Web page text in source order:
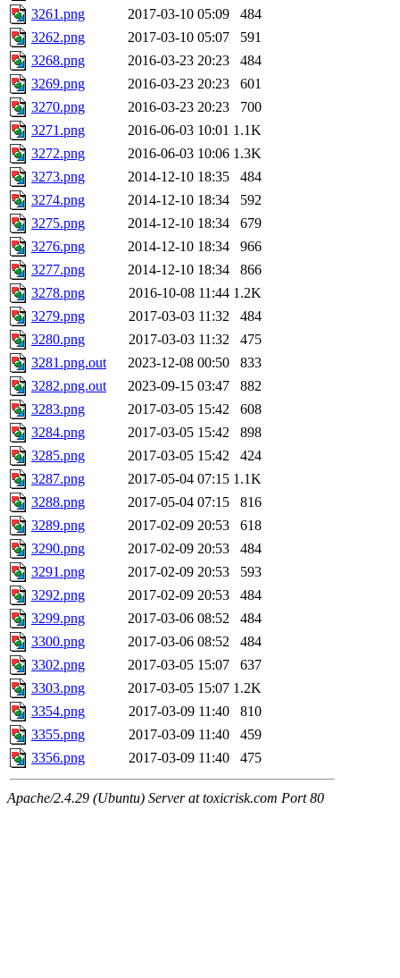
3261.png
2017-03-10 05:09
484
3262.png
2017-03-10 05:07
591
3268.png
2016-03-23 20:23
484
3269.png
2016-03-23 20:23
601
3270.png
2016-03-23 20:23
700
3271.png
2016-06-03 10:01 1.1K
3272.png
2016-06-03 10:06 1.3K
3273.png
2014-12-10 18:35
484
3274.png
2014-12-10 18:34
592
3275.png
2014-12-10 18:34
679
3276.png
2014-12-10 18:34
966
3277.png
2014-12-10 18:34
866
3278.png
2016-10-08 11:44 1.2K
3279.png
2017-03-03 11:32
484
3280.png
2017-03-03 11:32
475
3281.png.out
2023-12-08 00:50
833
3282.png.out
2023-09-15 03:47
882
3283.png
2017-03-05 15:42
608
3284.png
2017-03-05 15:42
898
3285.png
2017-03-05 15:42
424
3287.png
2017-05-04 07:15 1.1K
3288.png
2017-05-04 07:15
816
3289.png
2017-02-09 20:53
618
3290.png
2017-02-09 20:53
484
3291.png
2017-02-09 20:53
593
3292.png
2017-02-09 20:53
484
3299.png
2017-03-06 08:52
484
3300.png
2017-03-06 08:52
484
3302.png
2017-03-05 15:07
637
3303.png
2017-03-05 15:07 1.2K
3354.png
2017-03-09 11:40
810
3355.png
2017-03-09 11:40
459
3356.png
2017-03-09 11:40 475
Apache/2.4.29 (Ubuntu) Server at toxicrisk.com Port 80